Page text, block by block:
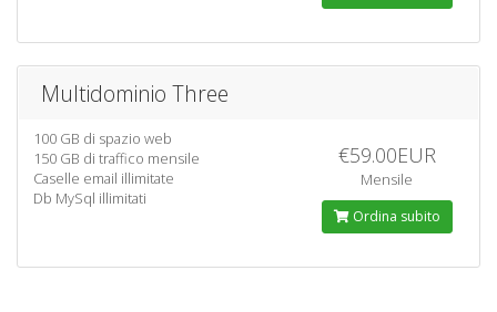
Multidominio Three
100 GB di spazio web
150 GB di traffico mensile
Caselle email illimitate
Db MySql illimitati
€59.00EUR
Mensile
Ordina subito